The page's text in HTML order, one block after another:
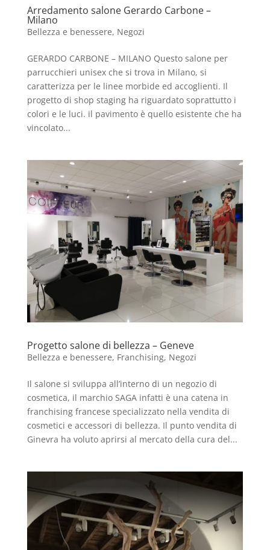
Arredamento salone Gerardo Carbone –
Milano
Bellezza e benessere, Negozi
GERARDO CARBONE – MILANO Questo salone per
parrucchieri unisex che si trova in Milano, si
caratterizza per le linee morbide ed accoglienti. Il
progetto di shop staging ha riguardato soprattutto i
colori e le luci. il pavimento è quello esistente che ha
vincolato...
Progetto salone di bellezza – Geneve
Bellezza e benessere, Franchising, Negozi
Il salone si sviluppa all’interno di un negozio di
cosmetica, il marchio SAGA infatti è una catena in
franchising francese specializzato nella vendita di
cosmetici e accessori di bellezza. Il punto vendita di
Ginevra ha voluto aprirsi al mercato della cura del...